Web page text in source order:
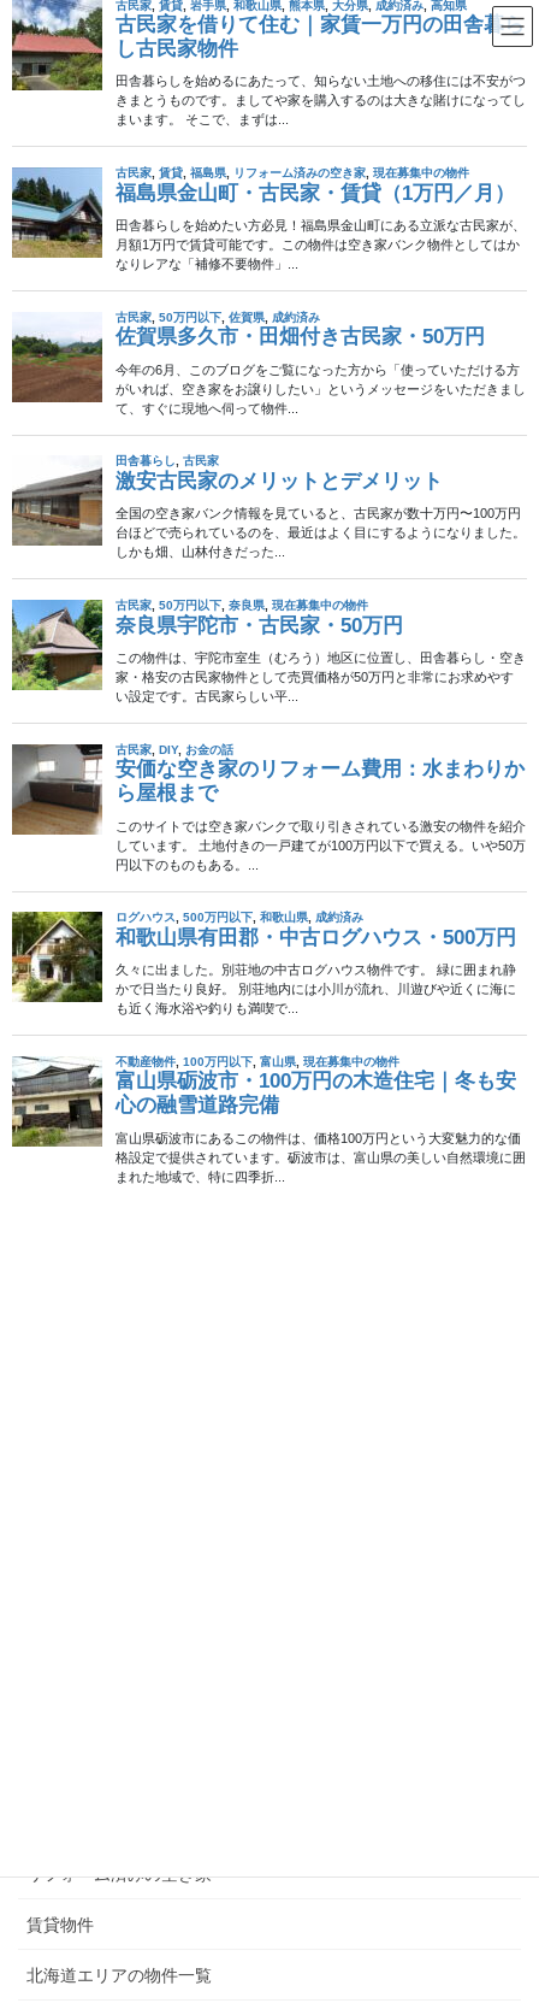
コ
ン
テ
ン
キ
ッ
プ
ナ
ビ
ゲ
ー
に
移
動
納屋
HOME 納屋
成約済み
2025年3月16日
古民家
福岡県八女市・木造2階建・170
万円
八女市立花町上辺春（かみへばる）は、福岡県の南部に位置する
を感じさせるこの地域は、静かで落ち着いた田舎暮らしを希望さ
れる方に最適な環境です。​最寄りのバス停「長 […]
成約済み
2025年3月9日
山口県宇部市・木造2階建・30
万円（登記費用込）
小野地区の魅力 宇部市小野地区は、のどかな田園風景が広がる地
施設が徒歩圏内に揃っています。都会 […]
リフォーム済みの空き家
賃貸物件
北海道エリアの物件一覧